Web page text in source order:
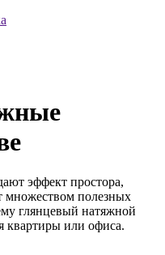
эффект простора,
множеством полезных
глянцевый натяжной
квартиры или офиса.